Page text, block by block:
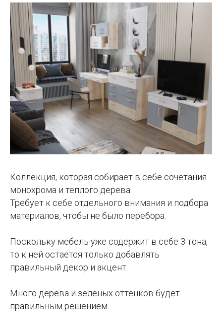
Коллекция, которая собирает в себе сочетания
монохрома и теплого дерева.
Требует к себе отдельного внимания и подбора
материалов, чтобы не было перебора.
Поскольку мебель уже содержит в себе 3 тона,
то к ней остается только добавлять
правильный декор и акцент.
Много дерева и зеленых оттенков будет
правильным решением.